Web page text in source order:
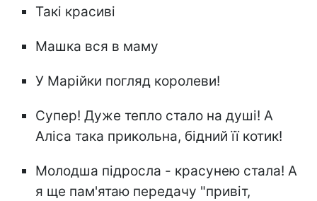
Такі красиві
Машка вся в маму
У Марійки погляд королеви!
Супер! Дуже тепло стало на душі! А
Аліса така прикольна, бідний її котик!
Молодша підросла - красунею стала! А
я ще пам'ятаю передачу "привіт,